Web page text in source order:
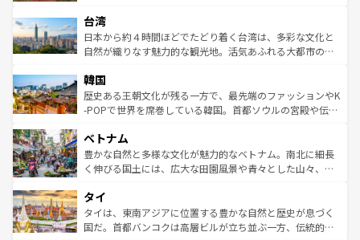
ならではの贅沢な旅のスタイルだ。 なお、新着のアメリカ
情報はコンテンツ一覧を参照してほしい。
れるおもてなしの心で訪れる人々を迎えてくれるハワイの
人々、おいしいローカルフードやハワイアンミュージッ
ク、伝統的なフラダンスなど、すべてがハワイの魅力を彩
ワイを、存分に味わってほしい。 なお、新着のハワイ情報
はコンテンツ一覧を参照してほしい。
リアリーフや大陸中央部にそびえるウルル（エアーズロッ
ク）、タスマニアの美しい原生林やケアンズの熱帯雨林な
ど、見どころがたくさん。また、カフェやワイン、オージ
いる。アクティビティも充実しており、サーフィンやダイ
ビング、ハイキングなど、アウトドア好きにはたまらな
い。オーストラリアの多彩な魅力を存分に味わいつくそ
参照してほしい。
台湾
日本から約４時間ほどでたどり着く台湾は、多彩な文化と
自然が織りなす魅力的な観光地。活気あふれる大都市の台
ン）、静ひつな山岳地帯である台湾東部など、都市の喧騒
と山間の静けさが共存しており、訪れる人に新しい発見と
驚きをもたらしてくれる。また、奥深い台湾の食文化も魅
容にもいいと評判のスイーツなど、バラエティ豊かな料理
が味わえる。 なお、新着の台湾情報は コンテンツ一覧を参
照してほしい。
韓国
歴史ある王朝文化が残る一方で、最先端のファッションやK
-POPで世界を席巻している韓国。首都ソウルの宮殿や伝統
き、地方に足を延ばせば四季折々の自然美を楽しむことが
できる。そして、キムチや焼肉、絶品のストリートフード
まで、さまざまな韓国料理が待っている。夜には、韓国な
リティに包まれながら、韓国の多彩な魅力を心ゆくまで味
わってみてほしい。 なお、新着の韓国情報はコンテンツ一
覧を参照してほしい。
ベトナム
豊かな自然と多様な文化が魅力的なベトナム。南北に細長
く伸びる国土には、広大な田園風景や青々とした山々、世
急速な発展と共に伝統が息づく。ハノイの古い町並みやホ
ーチミン市のフランス統治時代の建物も、独特の雰囲気を
醸し出している。また、バラエティの豊かさとおいしさで
タイ
タイは、東南アジアに位置する豊かな自然と歴史が息づく
国だ。首都バンコクは高層ビルが立ち並ぶ一方、伝統的な